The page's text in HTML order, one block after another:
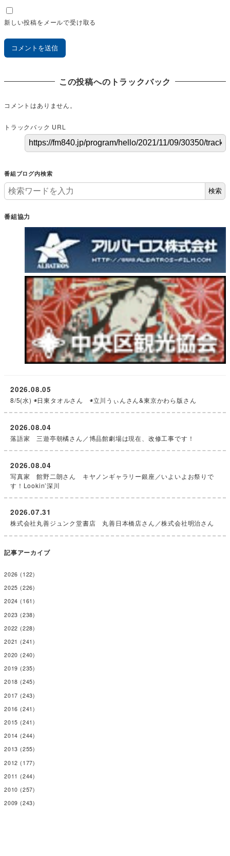
新しい投稿をメールで受け取る
この投稿へのトラックバック
コメントはありません。
トラックバック URL
番組ブログ内検索
検索
番組協力
8/5(水) ◉日東タオルさん ◉立川うぃんさん&東京かわら版さん
2026.08.05
落語家 三遊亭朝橘さん／博品館劇場は現在、改修工事です！
2026.08.04
写真家 館野二朗さん キヤノンギャラリー銀座／いよいよお祭りで
す！Lookin’深川
2026.08.04
株式会社丸善ジュンク堂書店 丸善日本橋店さん／株式会社明治さん
2026.07.31
記事アーカイブ
2026 (122)
2025 (226)
2024 (161)
2023 (238)
2022 (228)
2021 (241)
2020 (240)
2019 (235)
2018 (245)
2017 (243)
2016 (241)
2015 (241)
2014 (244)
2013 (255)
2012 (177)
2011 (244)
2010 (257)
2009 (243)